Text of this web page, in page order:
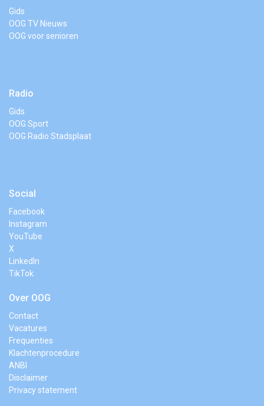
Gids
OOG TV Nieuws
OOG voor senioren
Radio
Gids
OOG Sport
OOG Radio Stadsplaat
Social
Facebook
Instagram
YouTube
X
LinkedIn
TikTok
Over OOG
Contact
Vacatures
Frequenties
Klachtenprocedure
ANBI
Disclaimer
Privacy statement